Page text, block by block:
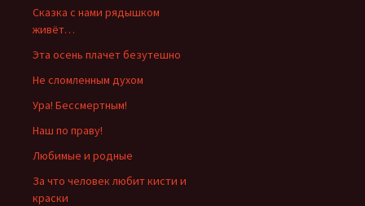
Сказка с нами рядышком
живёт…
Эта осень плачет безутешно
Не сломленным духом
Ура! Бессмертным!
Наш по праву!
Любимые и родные
За что человек любит кисти и
краски